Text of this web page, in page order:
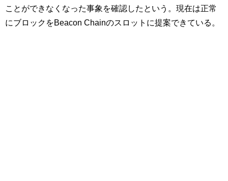
ことができなくなった事象を確認したという。現在は正常
にブロックをBeacon Chainのスロットに提案できている。